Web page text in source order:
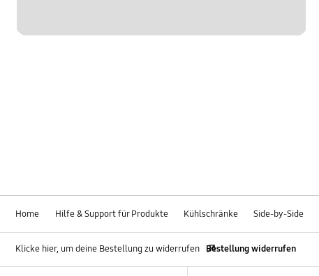
Home Hilfe & Support für Produkte Kühlschränke Side-by-Side
Klicke hier, um deine Bestellung zu widerrufen Bestellung widerrufen